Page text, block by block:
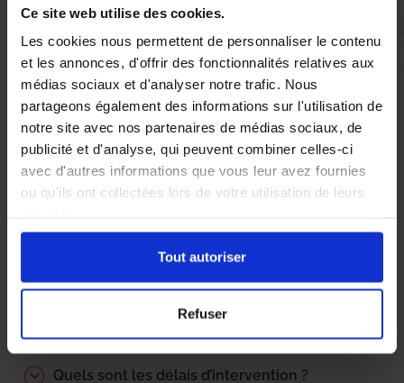
Ce site web utilise des cookies.
Les cookies nous permettent de personnaliser le contenu
et les annonces, d'offrir des fonctionnalités relatives aux
médias sociaux et d'analyser notre trafic. Nous
partageons également des informations sur l'utilisation de
notre site avec nos partenaires de médias sociaux, de
publicité et d'analyse, qui peuvent combiner celles-ci
avec d'autres informations que vous leur avez fournies
ou qu'ils ont collectées lors de votre utilisation de leurs
Tout autoriser
Refuser
Vous recevez une demande d’évaluation de votre expérience
avec l’équipe AS DE PIC.
Nous avons pensé à tout
Comment détecter la punaise de lit ?
?
Quels sont les précautions à prendre pour
prévenir une infestation ?
Quels sont les délais d’intervention ?